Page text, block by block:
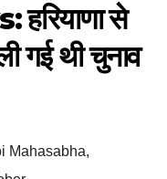
से
गई थी चुनाव
Mahasabha,